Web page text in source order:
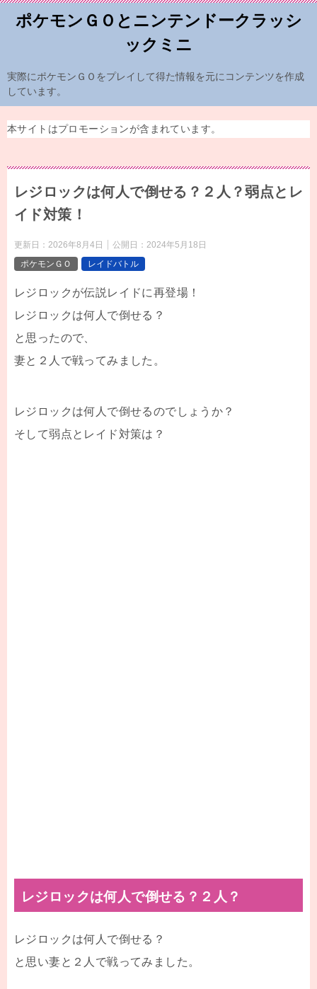
ポケモンＧＯとニンテンドークラッシ
ックミニ
実際にポケモンＧＯをプレイして得た情報を元にコンテンツを作成
しています。
本サイトはプロモーションが含まれています。
レジロックは何人で倒せる？２人？弱点とレ
イド対策！
更新日： 2026年8月4日 公開日： 2024年5月18日
ポケモンＧＯ
レイドバトル
レジロックが伝説レイドに再登場！
レジロックは何人で倒せる？
と思ったので、
妻と２人で戦ってみました。
レジロックは何人で倒せるのでしょうか？
そして弱点とレイド対策は？
レジロックは何人で倒せる？２人？
レジロックは何人で倒せる？
と思い妻と２人で戦ってみました。